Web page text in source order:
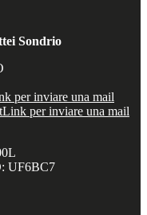
Sondrio
per inviare una mail
Link per inviare una mail
UF6BC7